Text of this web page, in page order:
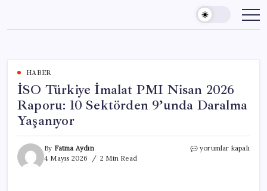
content
HABER
İSO Türkiye İmalat PMI Nisan 2026
Raporu: 10 Sektörden 9’unda Daralma
Yaşanıyor
By Fatma Aydın
4 Mayıs 2026
2 Min Read
İSO
yorumlar kapalı